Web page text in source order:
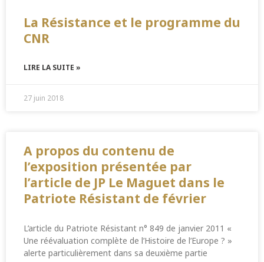
La Résistance et le programme du
CNR
LIRE LA SUITE »
27 juin 2018
A propos du contenu de
l’exposition présentée par
l’article de JP Le Maguet dans le
Patriote Résistant de février
L’article du Patriote Résistant n° 849 de janvier 2011 «
Une réévaluation complète de l’Histoire de l’Europe ? »
alerte particulièrement dans sa deuxième partie